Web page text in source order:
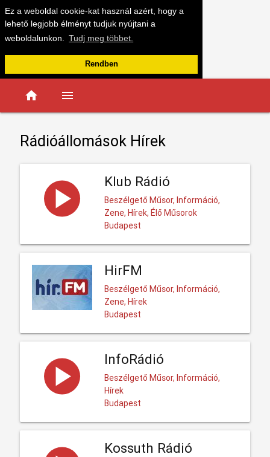
Ez a weboldal cookie-kat használ azért, hogy a
lehető legjobb élményt tudjuk nyújtani a
weboldalunkon.
Tudj meg többet.
Rendben
home menu
Rádióállomások Hírek
Klub Rádió
Beszélgető Műsor, Információ,
Zene, Hírek, Élő Műsorok
Budapest
HirFM
Beszélgető Műsor, Információ,
Zene, Hírek
Budapest
InfoRádió
Beszélgető Műsor, Információ,
Hírek
Budapest
Kossuth Rádió